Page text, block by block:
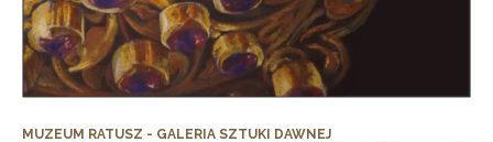
MUZEUM RATUSZ - GALERIA SZTUKI DAWNEJ